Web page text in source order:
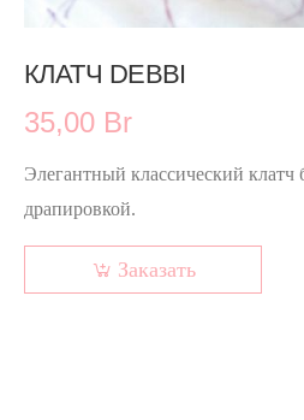
КЛАТЧ DEBBI
35,00 Br
Элегантный классический клатч
драпировкой.
Заказать